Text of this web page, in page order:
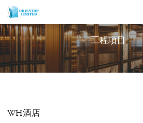
工程項目
WH酒店